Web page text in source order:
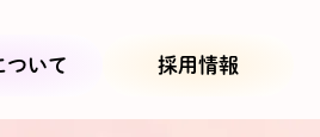
ついて 採用情報